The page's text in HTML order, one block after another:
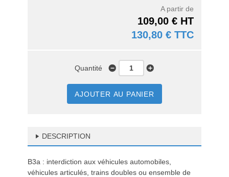
A partir de
109,00 € HT
130,80 € TTC
Quantité
AJOUTER AU PANIER
DESCRIPTION
B3a : interdiction aux véhicules automobiles,
véhicules articulés, trains doubles ou ensemble de